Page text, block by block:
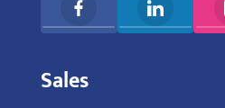
Sales